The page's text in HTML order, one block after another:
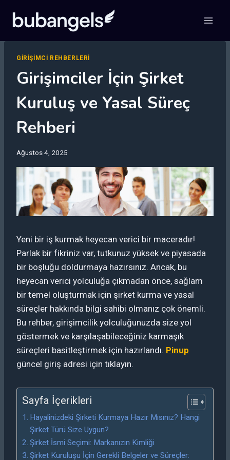
GIRIŞIMCI REHBERLERI
Girişimciler İçin Şirket
Kuruluş ve Yasal Süreç
Rehberi
Ağustos 4, 2025
Yeni bir iş kurmak heyecan verici bir maceradır!
Parlak bir fikriniz var, tutkunuz yüksek ve piyasada
bir boşluğu doldurmaya hazırsınız. Ancak, bu
heyecan verici yolculuğa çıkmadan önce, sağlam
bir temel oluşturmak için şirket kurma ve yasal
süreçler hakkında bilgi sahibi olmanız çok önemli.
Bu rehber, girişimcilik yolculuğunuzda size yol
göstermek ve karşılaşabileceğiniz karmaşık
süreçleri basitleştirmek için hazırlandı. Pinup
güncel giriş adresi için tıklayın.
Sayfa İçerikleri
Hayalinizdeki Şirketi Kurmaya Hazır Mısınız? Hangi
Şirket Türü Size Uygun?
Şirket İsmi Seçimi: Markanızın Kimliği
Şirket Kuruluşu İçin Gerekli Belgeler ve Süreçler: